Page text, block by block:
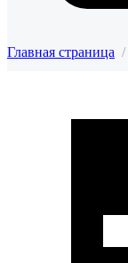
Главная страница /